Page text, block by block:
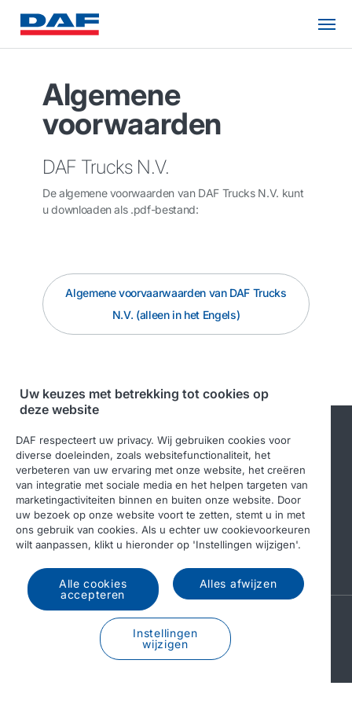
Algemene
voorwaarden
DAF Trucks N.V.
De algemene voorwaarden van DAF Trucks N.V. kunt
u downloaden als .pdf-bestand:
Algemene voorvaarwaarden van DAF Trucks
N.V. (alleen in het Engels)
© 2026 DAF Legal notice
Privacy statement
A PACCAR COMPANY
DRIVEN BY QUALITY
Uw keuzes met betrekking tot cookies op
deze website
DAF respecteert uw privacy. Wij gebruiken cookies voor
diverse doeleinden, zoals websitefunctionaliteit, het
verbeteren van uw ervaring met onze website, het creëren
van integratie met sociale media en het helpen targeten van
marketingactiviteiten binnen en buiten onze website. Door
uw bezoek op onze website voort te zetten, stemt u in met
ons gebruik van cookies. Als u echter uw cookievoorkeuren
wilt aanpassen, klikt u hieronder op 'Instellingen wijzigen'.
Alle cookies
accepteren
Alles afwijzen
Instellingen
wijzigen